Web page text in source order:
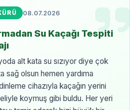
08.07.2026
Su Kaçağı Tespiti
alt kata su sızıyor diye çok
sağ olsun hemen yardıma
cihazıyla kaçağın yerini
eliyle koymuş gibi buldu. Her yeri